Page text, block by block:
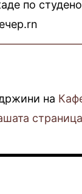
по
на